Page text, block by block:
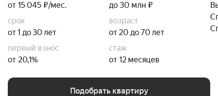
от 15 045 ₽/мес.
до 30 млн ₽
срок
от 1 до 30 лет
возраст
от 20 до 70 лет
первый взнос
от 20,1%
стаж
от 12 месяцев
Подобрать квартиру